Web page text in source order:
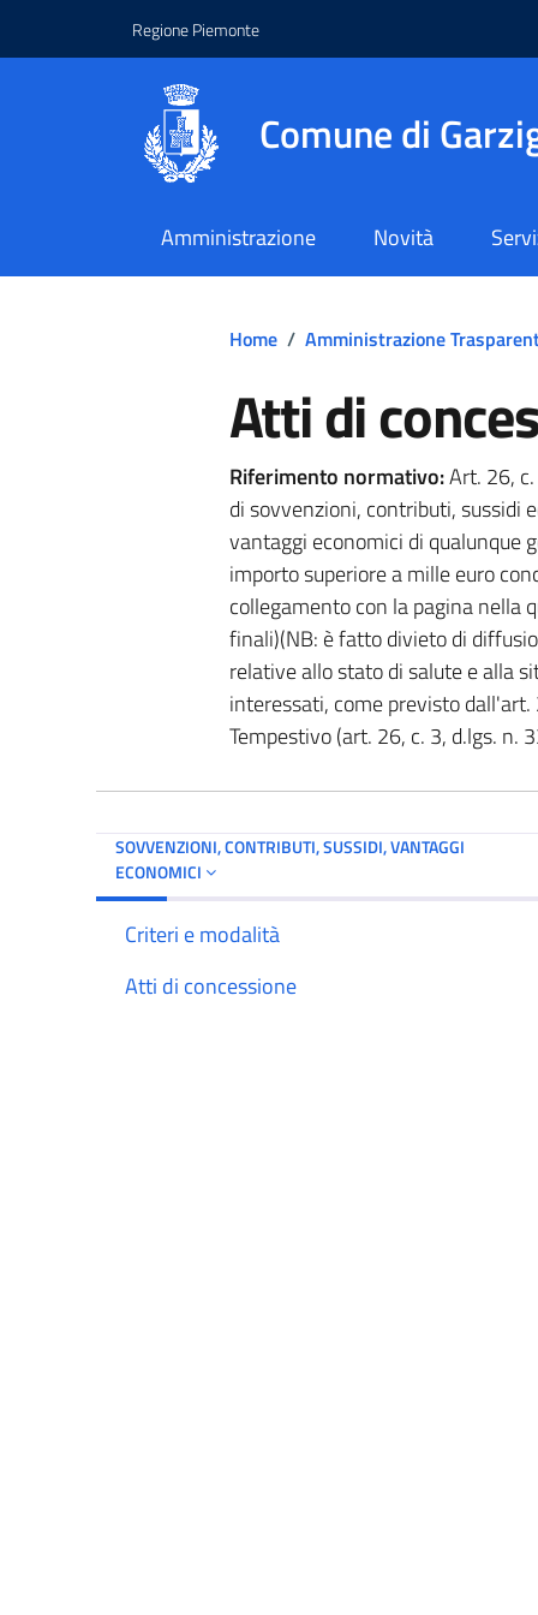
Regione Piemonte
Comune di
Amministrazione Novità
Home / Amministrazione
Atti di
Riferimento normativo:Art. 26,
di sovvenzioni, contributi, sussidi
vantaggi economici di qualunque
importo superiore a mille euro
collegamento con la pagina nella
finali)(NB: è fatto divieto di
relative allo stato di salute e alla
interessati, come previsto
Tempestivo (art. 26, c. 3, d.lgs. n.
SOVVENZIONI, CONTRIBUTI, SUSSIDI, VANTAGGI
ECONOMICI
Criteri e modalità
Atti di concessione